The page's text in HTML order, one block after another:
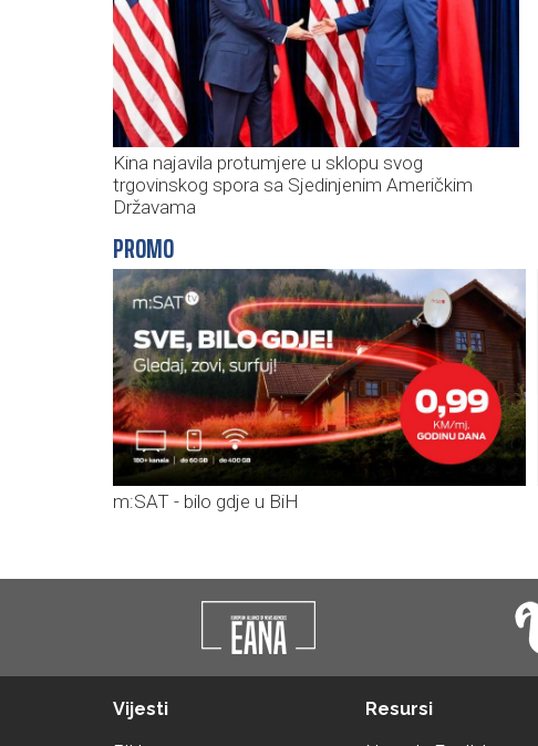
Kina najavila protumjere u sklopu svog
trgovinskog spora sa Sjedinjenim Američkim
Državama
PROMO
m:SAT - bilo gdje u BiH
Vijesti Resursi